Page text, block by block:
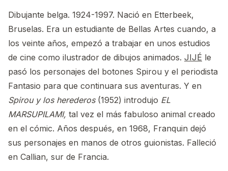
Dibujante belga. 1924-1997. Nació en Etterbeek,
Bruselas. Era un estudiante de Bellas Artes cuando, a
los veinte años, empezó a trabajar en unos estudios
de cine como ilustrador de dibujos animados. JIJÉ le
pasó los personajes del botones Spirou y el periodista
Fantasio para que continuara sus aventuras. Y en
Spirou y los herederos(1952) introdujo EL
MARSUPILAMI, tal vez el más fabuloso animal creado
en el cómic. Años después, en 1968, Franquin dejó
sus personajes en manos de otros guionistas. Falleció
en Callian, sur de Francia.